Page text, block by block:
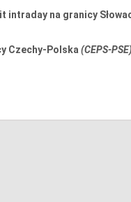
intraday na granicy
Czechy-Polska (CEPS-PSE)